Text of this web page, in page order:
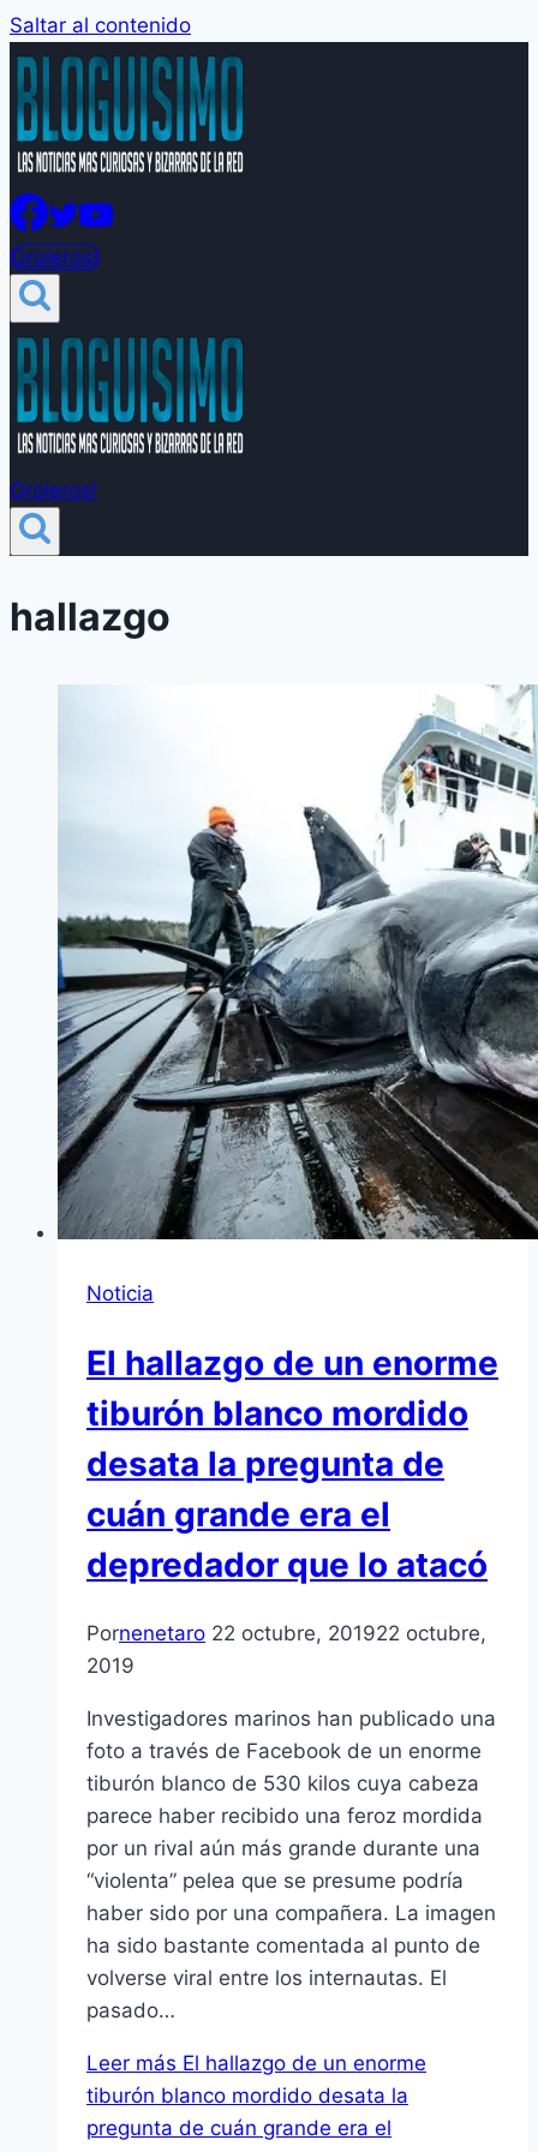
Saltar al contenido
Groleros!
Groleros!
hallazgo
Noticia
El hallazgo de un enorme
tiburón blanco mordido
desata la pregunta de
cuán grande era el
depredador que lo atacó
Pornenetaro 22 octubre, 201922 octubre,
2019
Investigadores marinos han publicado una
foto a través de Facebook de un enorme
tiburón blanco de 530 kilos cuya cabeza
parece haber recibido una feroz mordida
por un rival aún más grande durante una
“violenta” pelea que se presume podría
haber sido por una compañera. La imagen
ha sido bastante comentada al punto de
volverse viral entre los internautas. El
pasado…
Leer más El hallazgo de un enorme
tiburón blanco mordido desata la
pregunta de cuán grande era el